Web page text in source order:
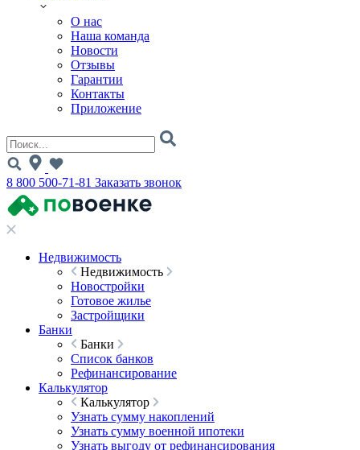
О нас
Наша команда
Новости
Отзывы
Гарантии
Контакты
Приложение
8 800 500-71-81 Заказать звонок
Недвижимость
Недвижимость
Новостройки
Готовое жилье
Застройщики
Банки
Банки
Список банков
Рефинансирование
Калькулятор
Калькулятор
Узнать сумму накоплений
Узнать сумму военной ипотеки
Узнать выгоду от рефинансирования